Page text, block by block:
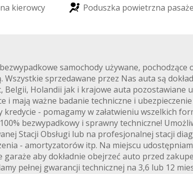
na kierowcy Poduszka powietrzna pasaże
samochody używane, pochodzące
sprzedawane przez Nas auta są
Belgii, Holandii jak i krajowe auta pozostawiane
i mają ważne badanie techniczne i
- pomagamy w załatwieniu wszelkich
bezwypadkowy i sprawny techniczne!
Stacji Obsługi lub na profesjonalnej stacji
- amortyzatorów itp. Na miejscu
aby dokładnie obejrzeć auto przed
pełnej gwarancji technicznej na 3,6 lub 12